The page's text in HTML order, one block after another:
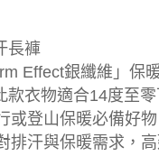
長褲
Effect銀纖維」保
衣物適合14度至零
登山保暖必備好物
排汗與保暖需求，高